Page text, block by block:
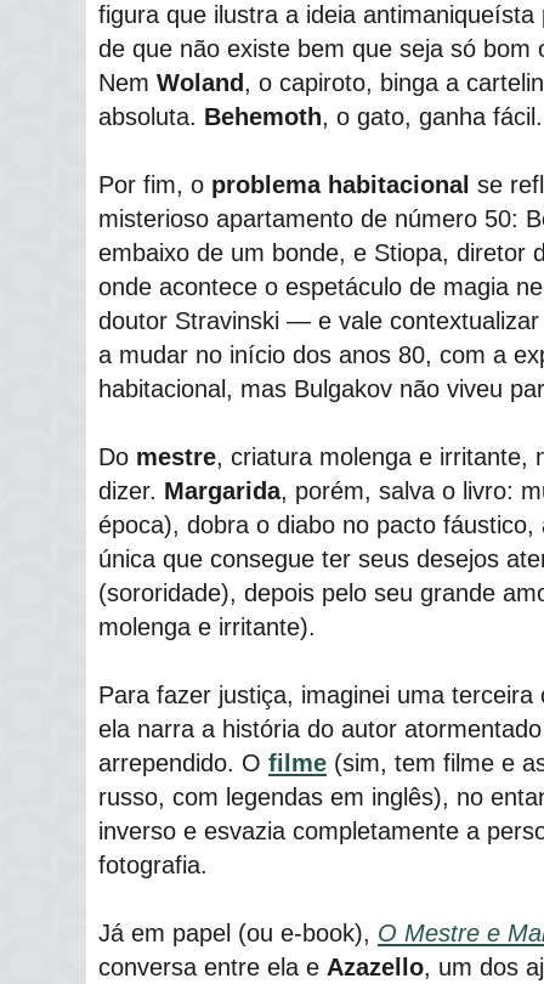
figura que ilustra a ideia
de que não existe bem que seja só bom
Nem Woland , o capiroto, binga a
absoluta. Behemoth, o gato, ganha
Por fim, o problema habitacional se
misterioso apartamento de número 50:
embaixo de um bonde, e Stiopa, diretor
onde acontece o espetáculo de magia
doutor Stravinski ― e vale
a mudar no início dos anos 80, com a
habitacional, mas Bulgakov não viveu
Do mestre, criatura molenga e irritante,
dizer. Margarida, porém, salva o livro:
época), dobra o diabo no pacto
única que consegue ter seus desejos
(sororidade), depois pelo seu grande
molenga e irritante).
Para fazer justiça, imaginei uma
ela narra a história do autor
arrependido. O filme (sim, tem filme e
russo, com legendas em inglês), no
inverso e esvazia completamente a
fotografia.
Já em papel (ou e-book), O Mestre e
conversa entre ela e Azazello, um dos